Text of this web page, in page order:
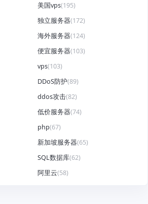
美国vps(195)
独立服务器(172)
海外服务器(124)
便宜服务器(103)
vps(103)
DDoS防护(89)
ddos攻击(82)
低价服务器(74)
php(67)
新加坡服务器(65)
SQL数据库(62)
阿里云(58)